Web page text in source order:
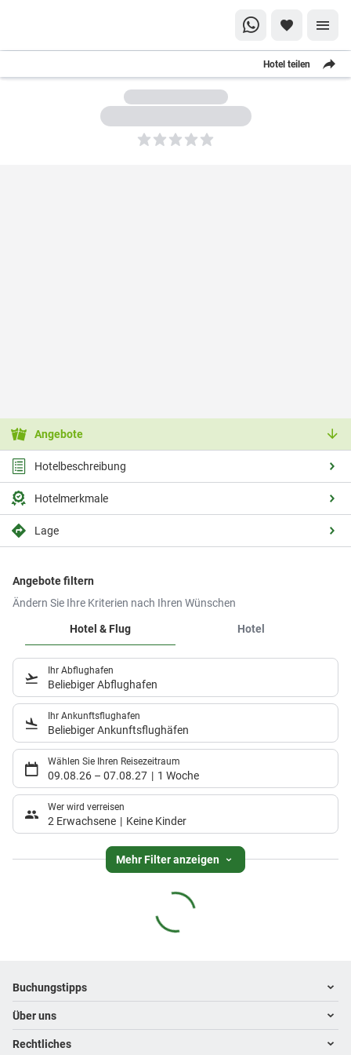
Hotel teilen
5
Angebote
Hotelbeschreibung
Hotelmerkmale
Lage
Angebote filtern
Ändern Sie Ihre Kriterien nach Ihren Wünschen
Hotel & Flug
Hotel
Ihr Abflughafen
Beliebiger Abflughafen
Ihr Ankunftsflughafen
Beliebiger Ankunftsflughäfen
Wählen Sie Ihren Reisezeitraum
09.08.26 – 07.08.27 1 Woche
Wer wird verreisen
2 Erwachsene Keine Kinder
Mehr Filter anzeigen
Footer navigation
Buchungstipps
Warum im Reisebüro buchen
Hoteltipps
Über uns
Kontakt
Rechtliches